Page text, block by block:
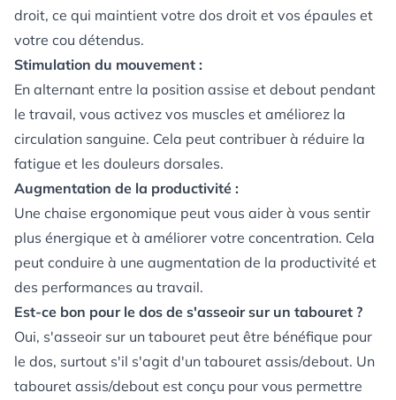
droit, ce qui maintient votre dos droit et vos épaules et
votre cou détendus.
Stimulation du mouvement :
En alternant entre la position assise et debout pendant
le travail, vous activez vos muscles et améliorez la
circulation sanguine. Cela peut contribuer à réduire la
fatigue et les douleurs dorsales.
Augmentation de la productivité :
Une chaise ergonomique peut vous aider à vous sentir
plus énergique et à améliorer votre concentration. Cela
peut conduire à une augmentation de la productivité et
des performances au travail.
Est-ce bon pour le dos de s'asseoir sur un tabouret ?
Oui, s'asseoir sur un tabouret peut être bénéfique pour
le dos, surtout s'il s'agit d'un tabouret assis/debout. Un
tabouret assis/debout est conçu pour vous permettre